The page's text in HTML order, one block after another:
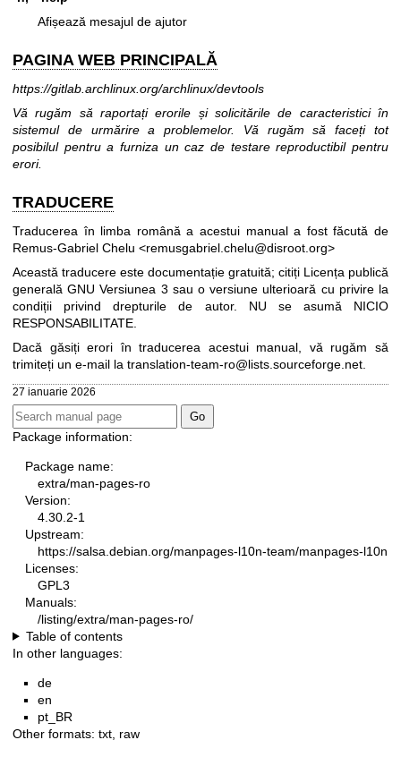
Afișează mesajul de ajutor
PAGINA WEB PRINCIPALĂ
https://gitlab.archlinux.org/archlinux/devtools
Vă rugăm să raportați erorile și solicitările de caracteristici în
sistemul de urmărire a problemelor. Vă rugăm să faceți tot
posibilul pentru a furniza un caz de testare reproductibil pentru
erori.
TRADUCERE
Traducerea în limba română a acestui manual a fost făcută de
Remus-Gabriel Chelu <remusgabriel.chelu@disroot.org>
Această traducere este documentație gratuită; citiți Licența publică
generală GNU Versiunea 3 sau o versiune ulterioară cu privire la
condiții privind drepturile de autor. NU se asumă NICIO
RESPONSABILITATE.
Dacă găsiți erori în traducerea acestui manual, vă rugăm să
trimiteți un e-mail la translation-team-ro@lists.sourceforge.net.
27 ianuarie 2026
Package information:
Package name:
extra/man-pages-ro
Version:
4.30.2-1
Upstream:
https://salsa.debian.org/manpages-l10n-team/manpages-l10n
Licenses:
GPL3
Manuals:
/listing/extra/man-pages-ro/
Table of contents
In other languages:
de
en
pt_BR
Other formats: txt raw